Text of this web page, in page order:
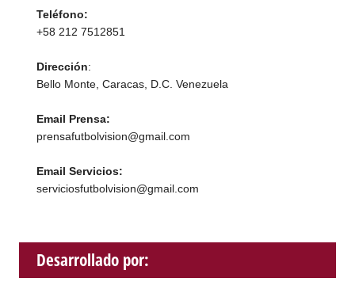
Teléfono:
+58 212 7512851
Dirección:
Bello Monte, Caracas, D.C. Venezuela
Email Prensa:
prensafutbolvision@gmail.com
Email Servicios:
serviciosfutbolvision@gmail.com
Desarrollado por: